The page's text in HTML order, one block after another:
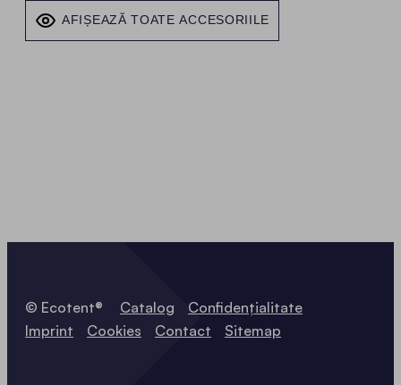
AFIȘEAZĂ TOATE ACCESORIILE
© Ecotent® Catalog
Confidențialitate
Imprint
Cookies Contact Sitemap